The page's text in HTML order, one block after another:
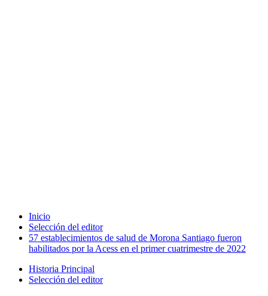
Inicio
Selección del editor
57 establecimientos de salud de Morona Santiago fueron
habilitados por la Acess en el primer cuatrimestre de 2022
Historia Principal
Selección del editor